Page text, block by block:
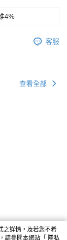
4%
客服
查看全部
之詳情，及若您不希
請參閱本網站「 隱私